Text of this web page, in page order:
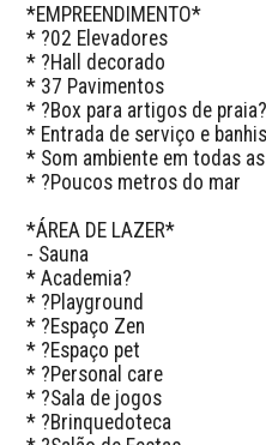
*EMPREENDIMENTO*
* ?02 Elevadores
* ?Hall decorado
* 37 Pavimentos
* ?Box para artigos de praia?
* Entrada de serviço e
* Som ambiente em todas
* ?Poucos metros do mar
*ÁREA DE LAZER*
- Sauna
* Academia?
* ?Playground
* ?Espaço Zen
* ?Espaço pet
* ?Personal care
* ?Sala de jogos
* ?Brinquedoteca